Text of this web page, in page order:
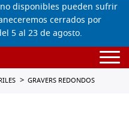
disponibles pueden sufrir
cerrados por
5 al 23 de agosto.
GRAVERS REDONDOS